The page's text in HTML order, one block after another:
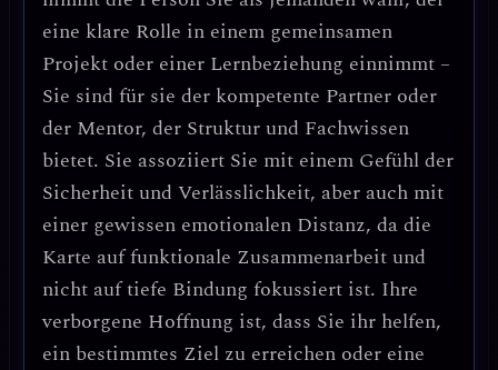
eine klare Rolle in einem gemeinsamen
Projekt oder einer Lernbeziehung einnimmt –
Sie sind für sie der kompetente Partner oder
der Mentor, der Struktur und Fachwissen
bietet. Sie assoziiert Sie mit einem Gefühl der
Sicherheit und Verlässlichkeit, aber auch mit
einer gewissen emotionalen Distanz, da die
Karte auf funktionale Zusammenarbeit und
nicht auf tiefe Bindung fokussiert ist. Ihre
verborgene Hoffnung ist, dass Sie ihr helfen,
ein bestimmtes Ziel zu erreichen oder eine